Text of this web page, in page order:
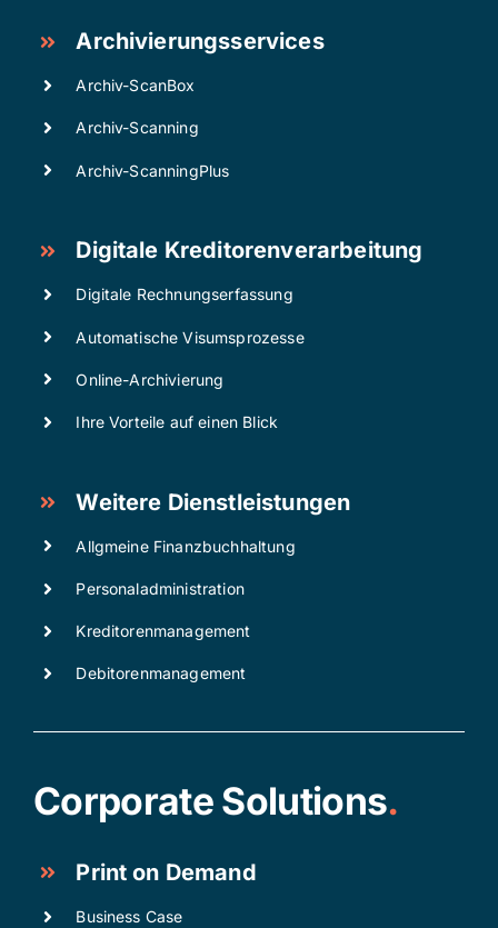
Archivierungsservices
Archiv-ScanBox
Archiv-Scanning
Archiv-ScanningPlus
Digitale Kreditorenverarbeitung
Digitale Rechnungserfassung
Automatische Visumsprozesse
Online-Archivierung
Ihre Vorteile auf einen Blick
Weitere Dienstleistungen
Allgmeine Finanzbuchhaltung
Personaladministration
Kreditorenmanagement
Debitorenmanagement
Corporate Solutions.
Print on Demand
Business Case